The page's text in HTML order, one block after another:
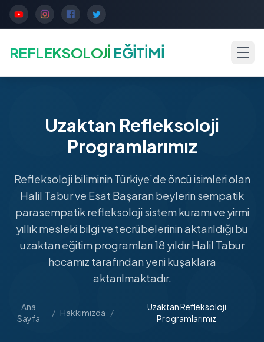
REFLEKSOLOJİ EĞİTİMİ
Uzaktan Refleksoloji
Programlarımız
Refleksoloji biliminin Türkiye’de öncü isimleri olan
Halil Tabur ve Esat Başaran beylerin sempatik
parasempatik refleksoloji sistem kuramı ve yirmi
yıllık mesleki bilgi ve tecrübelerinin aktarıldığı bu
uzaktan eğitim programları 18 yıldır Halil Tabur
hocamız tarafından yeni kuşaklara
aktarılmaktadır.
Ana
Sayfa
/ Hakkımızda /
Uzaktan Refleksoloji
Programlarımız